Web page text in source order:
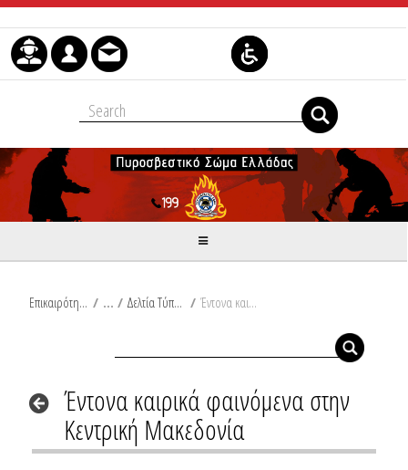
Skip to Content
Επικαιρότητα / Δελτία Τύπου / Έντονα καιρικά φαινόμενα στην Κεντρική Μακεδονία
Έντονα καιρικά φαινόμενα στην
Κεντρική Μακεδονία